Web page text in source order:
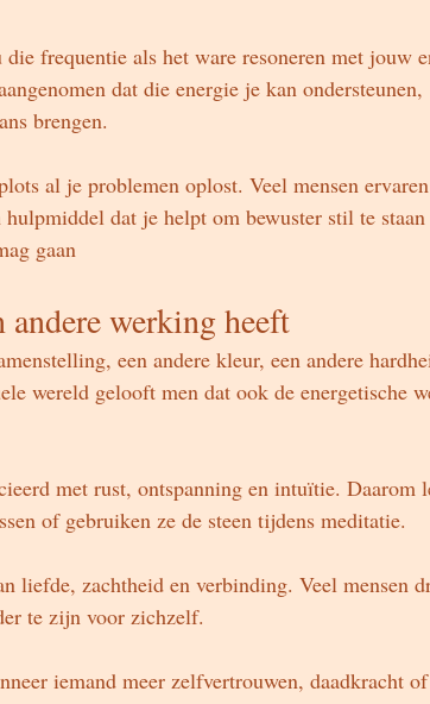
frequentie als het ware resoneren met jouw
dat die energie je kan ondersteunen,
brengen.
al je problemen oplost. Veel mensen
hulpmiddel dat je helpt om bewuster stil te
gaan
andere werking heeft
een andere kleur, een andere
wereld gelooft men dat ook de energetische
met rust, ontspanning en intuïtie. Daarom
of gebruiken ze de steen tijdens meditatie.
liefde, zachtheid en verbinding. Veel mensen
te zijn voor zichzelf.
iemand meer zelfvertrouwen, daadkracht of